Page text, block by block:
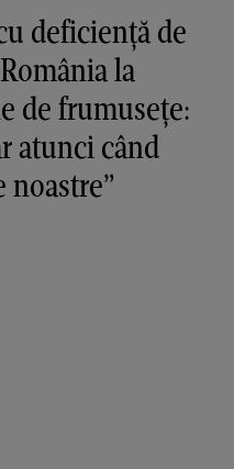
deficiență de
la
de frumusețe:
atunci când